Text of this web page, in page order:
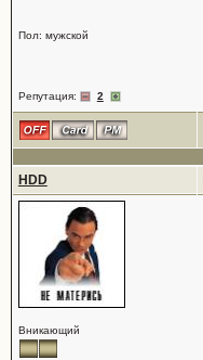
Пол: мужской
Репутация: 2
HDD
Вникающий